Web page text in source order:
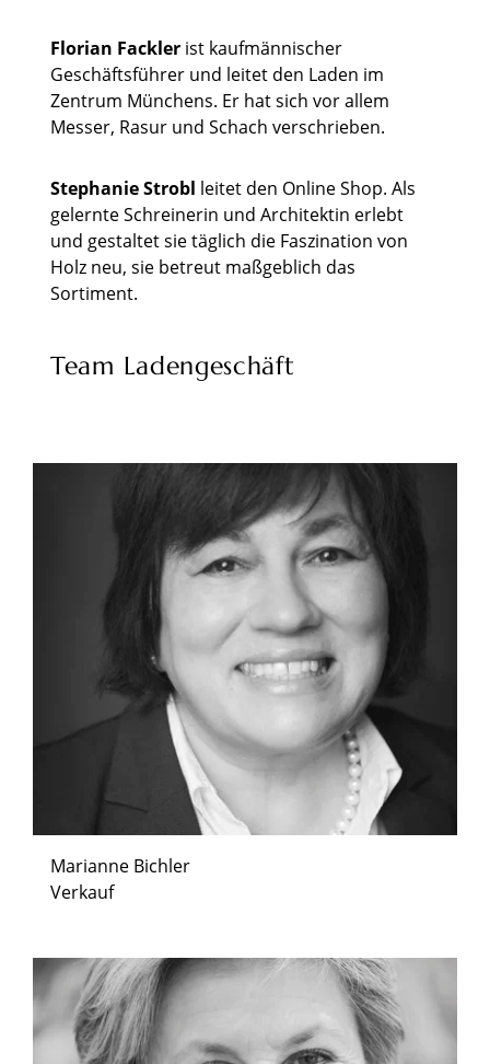
Florian Fackler ist kaufmännischer
Geschäftsführer und leitet den Laden im
Zentrum Münchens. Er hat sich vor allem
Messer, Rasur und Schach verschrieben.
Stephanie Strobl leitet den Online Shop. Als
gelernte Schreinerin und Architektin erlebt
und gestaltet sie täglich die Faszination von
Holz neu, sie betreut maßgeblich das
Sortiment.
Team Ladengeschäft
Marianne Bichler
Verkauf